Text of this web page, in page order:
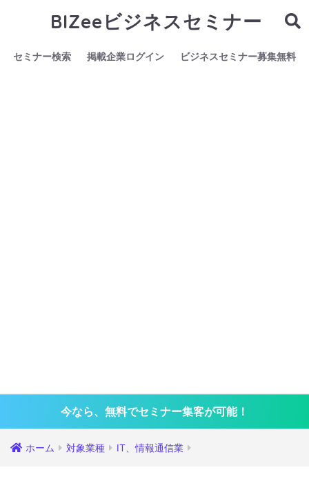
BIZeeビジネスセミナー
セミナー検索 掲載企業ログイン ビジネスセミナー募集無料
今なら、無料でセミナー集客が可能！
ホーム 対象業種 IT、情報通信業